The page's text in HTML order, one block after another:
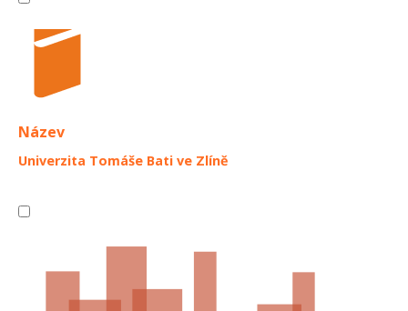
Název
Univerzita Tomáše Bati ve Zlíně